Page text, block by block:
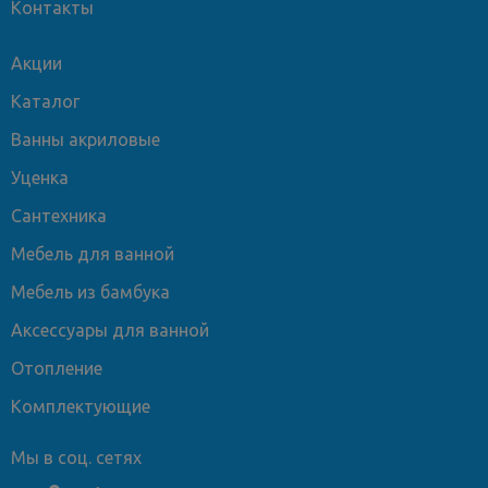
Контакты
Акции
Каталог
Ванны акриловые
Уценка
Сантехника
Мебель для ванной
Мебель из бамбука
Аксессуары для ванной
Отопление
Комплектующие
Мы в соц. сетях